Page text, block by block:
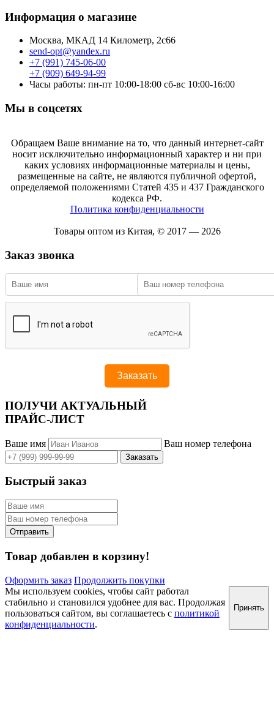
Информация о магазине
Москва, МКАД 14 Километр, 2с66
send-opt@yandex.ru
+7 (991) 745-06-00
+7 (909) 649-94-99
Часы работы: пн-пт 10:00-18:00 сб-вс 10:00-16:00
Мы в соцсетях
Обращаем Ваше внимание на то, что данный интернет-сайт
носит исключительно информационный характер и ни при
каких условиях информационные материалы и цены,
размещенные на сайте, не являются публичной офертой,
определяемой положениями Статей 435 и 437 Гражданского
кодекса РФ.
Политика конфиденциальности
Товары оптом из Китая, © 2017 — 2026
Заказ звонка
ПОЛУЧИ АКТУАЛЬНЫЙ
ПРАЙС-ЛИСТ
Ваше имя Ваш номер телефона
Быстрый заказ
Товар добавлен в корзину!
Оформить заказ Продолжить покупки
Мы используем cookies, чтобы сайт работал
стабильно и становился удобнее для вас. Продолжая
пользоваться сайтом, вы соглашаетесь с политикой
конфиденциальности.
Принять